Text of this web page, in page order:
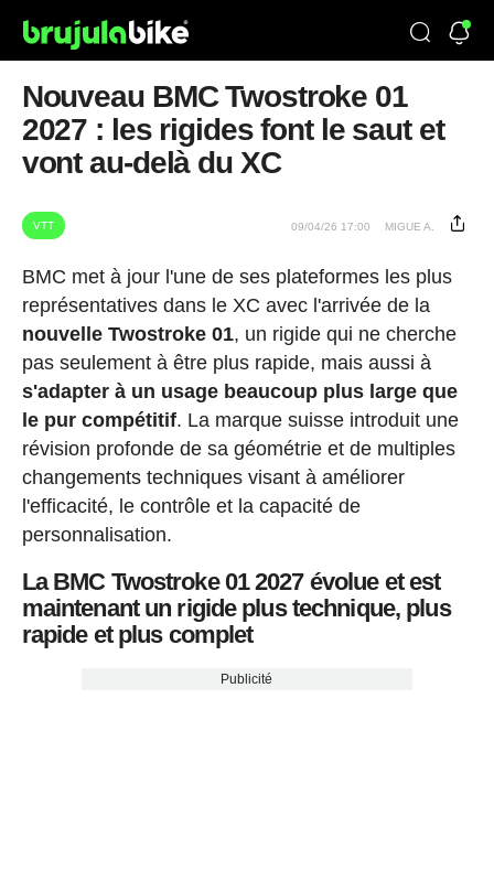
Nouveau BMC Twostroke 01
2027 : les rigides font le saut et
vont au-delà du XC
VTT 09/04/26 17:00 MIGUE A.
BMC met à jour l'une de ses plateformes les plus
représentatives dans le XC avec l'arrivée de la
nouvelle Twostroke 01, un rigide qui ne cherche
pas seulement à être plus rapide, mais aussi à
s'adapter à un usage beaucoup plus large que
le pur compétitif. La marque suisse introduit une
révision profonde de sa géométrie et de multiples
changements techniques visant à améliorer
l'efficacité, le contrôle et la capacité de
personnalisation.
La BMC Twostroke 01 2027 évolue et est
maintenant un rigide plus technique, plus
rapide et plus complet
Publicité